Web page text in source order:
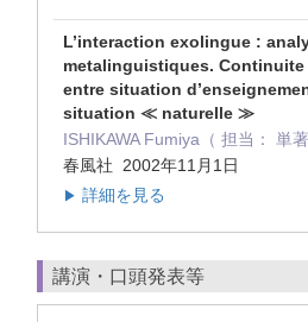
L’interaction exolingue :
metalinguistiques.
entre situation
situation ≪ naturelle ≫
ISHIKAWA Fumiya（ 担当： 単著
春風社 2002年11月1日
▶ 詳細を見る
講演・口頭発表等